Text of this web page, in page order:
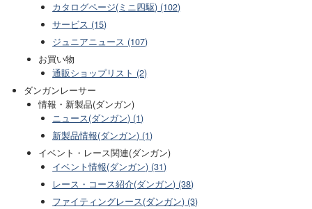
カタログページ(ミニ四駆) (102)
サービス (15)
ジュニアニュース (107)
お買い物
通販ショップリスト (2)
ダンガンレーサー
情報・新製品(ダンガン)
ニュース(ダンガン) (1)
新製品情報(ダンガン) (1)
イベント・レース関連(ダンガン)
イベント情報(ダンガン) (31)
レース・コース紹介(ダンガン) (38)
ファイティングレース(ダンガン) (3)